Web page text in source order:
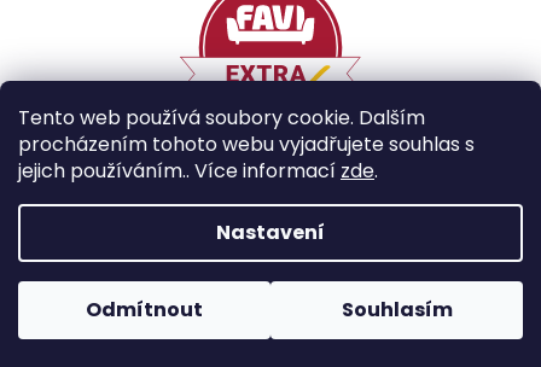
Tento web používá soubory cookie. Dalším
procházením tohoto webu vyjadřujete souhlas s
jejich používáním.. Více informací zde.
Nastavení
Odmítnout Souhlasím
Vytvořil Shoptet
Copyright 2026Galobe. Všechna práva vyhrazena.
Upravit nastavení cookies